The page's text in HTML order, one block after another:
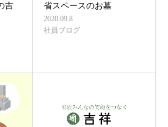
吉
省スペースのお墓
2020.09.8
社員ブログ